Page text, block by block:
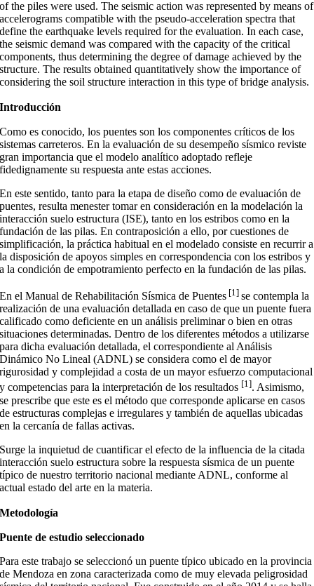
of the piles were used. The seismic action was represented by means of
accelerograms compatible with the pseudo-acceleration spectra that
define the earthquake levels required for the evaluation. In each case,
the seismic demand was compared with the capacity of the critical
components, thus determining the degree of damage achieved by the
structure. The results obtained quantitatively show the importance of
considering the soil structure interaction in this type of bridge analysis.
Introducción
Como es conocido, los puentes son los componentes críticos de los
sistemas carreteros. En la evaluación de su desempeño sísmico reviste
gran importancia que el modelo analítico adoptado refleje
fidedignamente su respuesta ante estas acciones.
En este sentido, tanto para la etapa de diseño como de evaluación de
puentes, resulta menester tomar en consideración en la modelación la
interacción suelo estructura (ISE), tanto en los estribos como en la
fundación de las pilas. En contraposición a ello, por cuestiones de
simplificación, la práctica habitual en el modelado consiste en recurrir a
la disposición de apoyos simples en correspondencia con los estribos y
a la condición de empotramiento perfecto en la fundación de las pilas.
En el Manual de Rehabilitación Sísmica de Puentes [1] se contempla la
realización de una evaluación detallada en caso de que un puente fuera
calificado como deficiente en un análisis preliminar o bien en otras
situaciones determinadas. Dentro de los diferentes métodos a utilizarse
para dicha evaluación detallada, el correspondiente al Análisis
Dinámico No Lineal (ADNL) se considera como el de mayor
rigurosidad y complejidad a costa de un mayor esfuerzo computacional
y competencias para la interpretación de los resultados [1]. Asimismo,
se prescribe que este es el método que corresponde aplicarse en casos
de estructuras complejas e irregulares y también de aquellas ubicadas
en la cercanía de fallas activas.
Surge la inquietud de cuantificar el efecto de la influencia de la citada
interacción suelo estructura sobre la respuesta sísmica de un puente
típico de nuestro territorio nacional mediante ADNL, conforme al
actual estado del arte en la materia.
Metodología
Puente de estudio seleccionado
Para este trabajo se seleccionó un puente típico ubicado en la provincia
de Mendoza en zona caracterizada como de muy elevada peligrosidad